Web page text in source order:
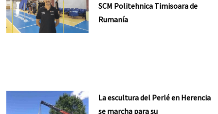
SCM Politehnica Timisoara de
Rumanía
La escultura del Perlé en Herencia
se marcha para su